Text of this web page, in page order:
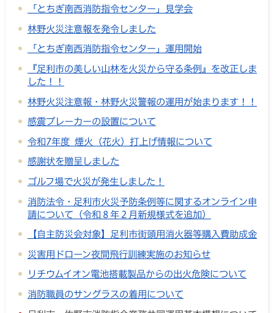
「とちぎ南西消防指令センター」見学会
林野火災注意報を発令しました
「とちぎ南西消防指令センター」運用開始
『足利市の美しい山林を火災から守る条例』を改正しま
した！！
林野火災注意報・林野火災警報の運用が始まります！！
感震ブレーカーの設置について
令和7年度 煙火（花火）打上げ情報について
感謝状を贈呈しました
ゴルフ場で火災が発生しました！
消防法令・足利市火災予防条例等に関するオンライン申
請について（令和８年２月新規様式を追加）
【自主防災会対象】足利市街頭用消火器等購入費助成金
災害用ドローン夜間飛行訓練実施のお知らせ
リチウムイオン電池搭載製品からの出火危険について
消防職員のサングラスの着用について